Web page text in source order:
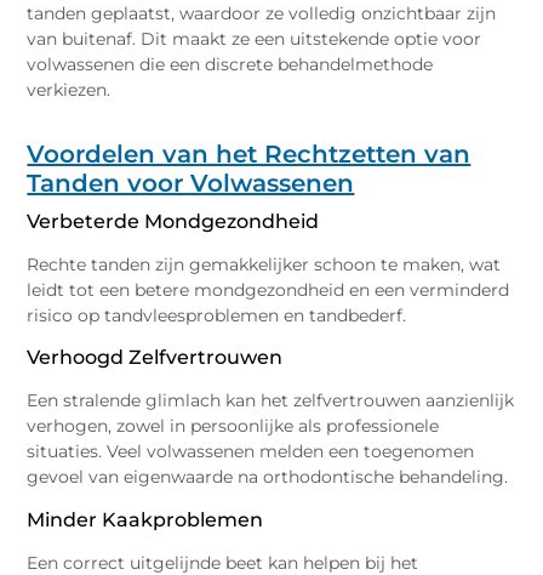
tanden geplaatst, waardoor ze volledig onzichtbaar zijn
van buitenaf. Dit maakt ze een uitstekende optie voor
volwassenen die een discrete behandelmethode
verkiezen.
Voordelen van het Rechtzetten van
Tanden voor Volwassenen
Verbeterde Mondgezondheid
Rechte tanden zijn gemakkelijker schoon te maken, wat
leidt tot een betere mondgezondheid en een verminderd
risico op tandvleesproblemen en tandbederf.
Verhoogd Zelfvertrouwen
Een stralende glimlach kan het zelfvertrouwen aanzienlijk
verhogen, zowel in persoonlijke als professionele
situaties. Veel volwassenen melden een toegenomen
gevoel van eigenwaarde na orthodontische behandeling.
Minder Kaakproblemen
Een correct uitgelijnde beet kan helpen bij het